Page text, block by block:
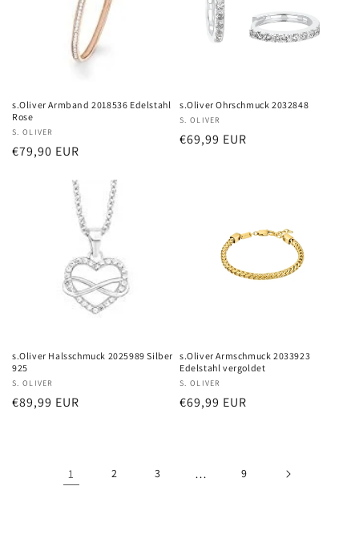
s.Oliver Armband 2018536 Edelstahl
Rose
Anbieter:
S. OLIVER
Normaler
€79,90 EUR
s.Oliver Ohrschmuck 2032848
Anbieter:
S. OLIVER
Normaler
€69,99 EUR
s.Oliver Halsschmuck 2025989 Silber
925
Anbieter:
S. OLIVER
Normaler
€89,99 EUR
s.Oliver Armschmuck 2033923
Edelstahl vergoldet
Anbieter:
S. OLIVER
Normaler
€69,99 EUR
1 2 3 … 9